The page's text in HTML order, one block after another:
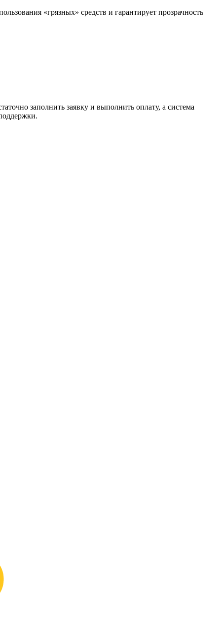
«грязных» средств и гарантирует прозрачность
заполнить заявку и выполнить оплату, а система